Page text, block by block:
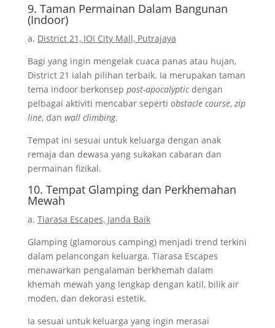
9. Taman Permainan Dalam Bangunan
(Indoor)
a. District 21, IOI City Mall, Putrajaya
Bagi yang ingin mengelak cuaca panas atau hujan,
District 21 ialah pilihan terbaik. Ia merupakan taman
tema indoor berkonsep post-apocalypticdengan
pelbagai aktiviti mencabar seperti obstacle course, zip
line, dan wall climbing.
Tempat ini sesuai untuk keluarga dengan anak
remaja dan dewasa yang sukakan cabaran dan
permainan fizikal.
10. Tempat Glamping dan Perkhemahan
Mewah
a. Tiarasa Escapes, Janda Baik
Glamping (glamorous camping) menjadi trend terkini
dalam pelancongan keluarga. Tiarasa Escapes
menawarkan pengalaman berkhemah dalam
khemah mewah yang lengkap dengan katil, bilik air
moden, dan dekorasi estetik.
Ia sesuai untuk keluarga yang ingin merasai